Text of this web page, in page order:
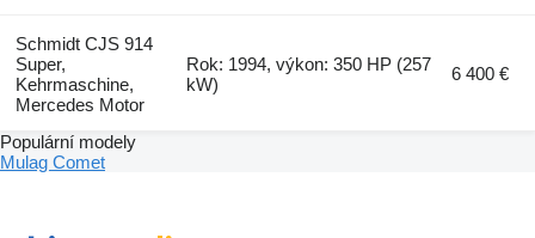
Schmidt CJS 914
Super,
Kehrmaschine,
Mercedes Motor
Rok: 1994, výkon: 350 HP (257
kW)
6 400 €
Populární modely
Mulag Comet